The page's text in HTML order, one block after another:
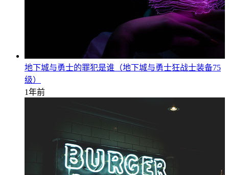
地下城与勇士的罪犯是谁（地下城与勇士狂战士装备75
级）
1年前